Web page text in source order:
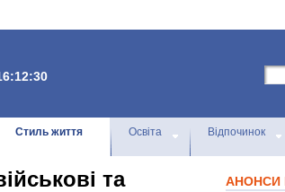
Стиль життя Освіта Відпочинок
та
АНОНСИ